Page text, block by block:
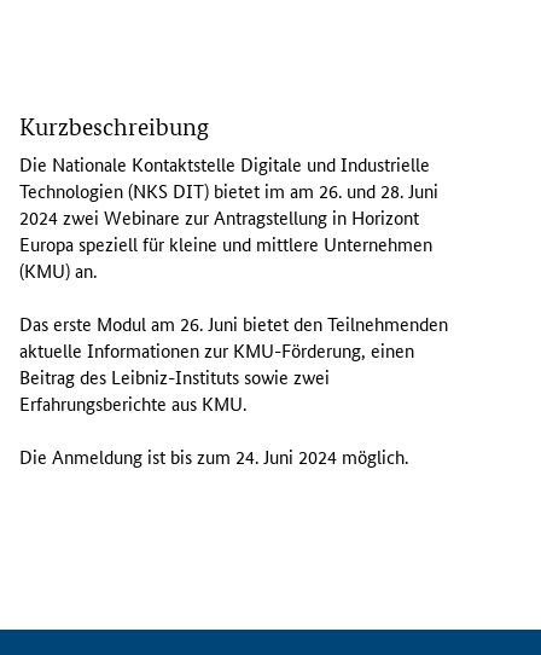
e
N
a
t
i
o
a
l
e
K
n
Kurzbeschreibung
Die Nationale Kontaktstelle Digitale und Industrielle
Technologien (NKS DIT) bietet im am 26. und 28. Juni
2024 zwei Webinare zur Antragstellung in Horizont
Europa speziell für kleine und mittlere Unternehmen
(KMU) an.
Das erste Modul am 26. Juni bietet den Teilnehmenden
aktuelle Informationen zur KMU-Förderung, einen
Beitrag des Leibniz-Instituts sowie zwei
Erfahrungsberichte aus KMU.
Die Anmeldung ist bis zum 24. Juni 2024 möglich.